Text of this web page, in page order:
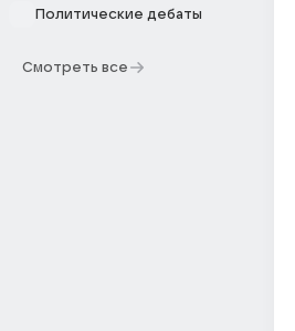
Политические дебаты
Смотреть все